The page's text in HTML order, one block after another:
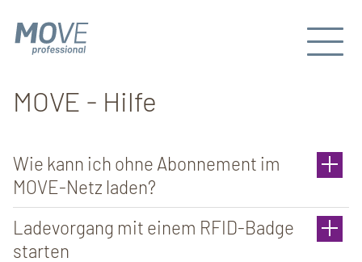
MOVE - Hilfe
Wie kann ich ohne Abonnement im
MOVE-Netz laden?
Ladevorgang mit einem RFID-Badge
starten